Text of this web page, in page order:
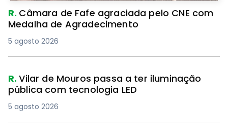
R. Câmara de Fafe agraciada pelo CNE com
Medalha de Agradecimento
5 agosto 2026
R.Vilar de Mouros passa a ter iluminação
pública com tecnologia LED
5 agosto 2026